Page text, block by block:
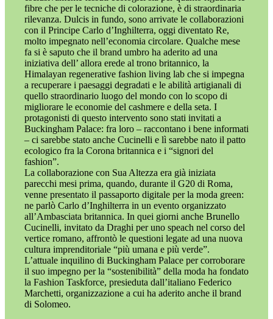
fibre che per le tecniche di colorazione, è di straordinaria
rilevanza. Dulcis in fundo, sono arrivate le collaborazioni
con il Principe Carlo d’Inghilterra, oggi diventato Re,
molto impegnato nell’economia circolare. Qualche mese
fa si è saputo che il brand umbro ha aderito ad una
iniziativa dell’ allora erede al trono britannico, la
Himalayan regenerative fashion living lab che si impegna
a recuperare i paesaggi degradati e le abilità artigianali di
quello straordinario luogo del mondo con lo scopo di
migliorare le economie del cashmere e della seta. I
protagonisti di questo intervento sono stati invitati a
Buckingham Palace: fra loro – raccontano i bene informati
– ci sarebbe stato anche Cucinelli e lì sarebbe nato il patto
ecologico fra la Corona britannica e i “signori del
fashion”.
La collaborazione con Sua Altezza era già iniziata
parecchi mesi prima, quando, durante il G20 di Roma,
venne presentato il passaporto digitale per la moda green:
ne parlò Carlo d’Inghilterra in un evento organizzato
all’Ambasciata britannica. In quei giorni anche Brunello
Cucinelli, invitato da Draghi per uno speach nel corso del
vertice romano, affrontò le questioni legate ad una nuova
cultura imprenditoriale “più umana e più verde”.
L’attuale inquilino di Buckingham Palace per corroborare
il suo impegno per la “sostenibilità” della moda ha fondato
la Fashion Taskforce, presieduta dall’italiano Federico
Marchetti, organizzazione a cui ha aderito anche il brand
di Solomeo.